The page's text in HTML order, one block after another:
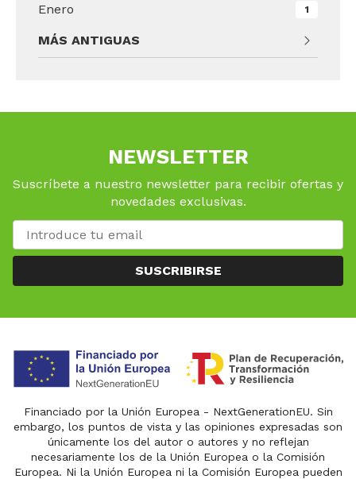
Enero 1
MÁS ANTIGUAS
NEWSLETTER
Suscríbete a nuestro newsletter para recibir ofertas y
novedades exclusivas.
SUSCRIBIRSE
Financiado por la Unión Europea - NextGenerationEU. Sin
embargo, los puntos de vista y las opiniones expresadas son
únicamente los del autor o autores y no reflejan
necesariamente los de la Unión Europea o la Comisión
Europea. Ni la Unión Europea ni la Comisión Europea pueden